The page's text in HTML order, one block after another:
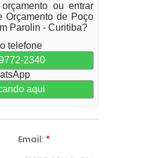
ou entrar
Orçamento de Poço
Parolin - Curitiba?
telefone
2340
aqui
Email: *